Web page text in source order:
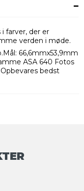
farver, der er
verden i møde.
66,6mmx53,9mm
ASA 640 Fotos
bedst